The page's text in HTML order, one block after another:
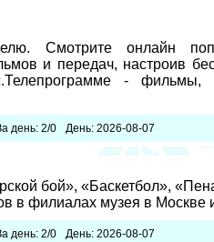
Смотрите онлайн
и передач, настроив
- фильмы,
день: 2/0 День: 2026-08-07
бой», «Баскетбол»,
в филиалах музея в Москве
день: 2/0 День: 2026-08-07